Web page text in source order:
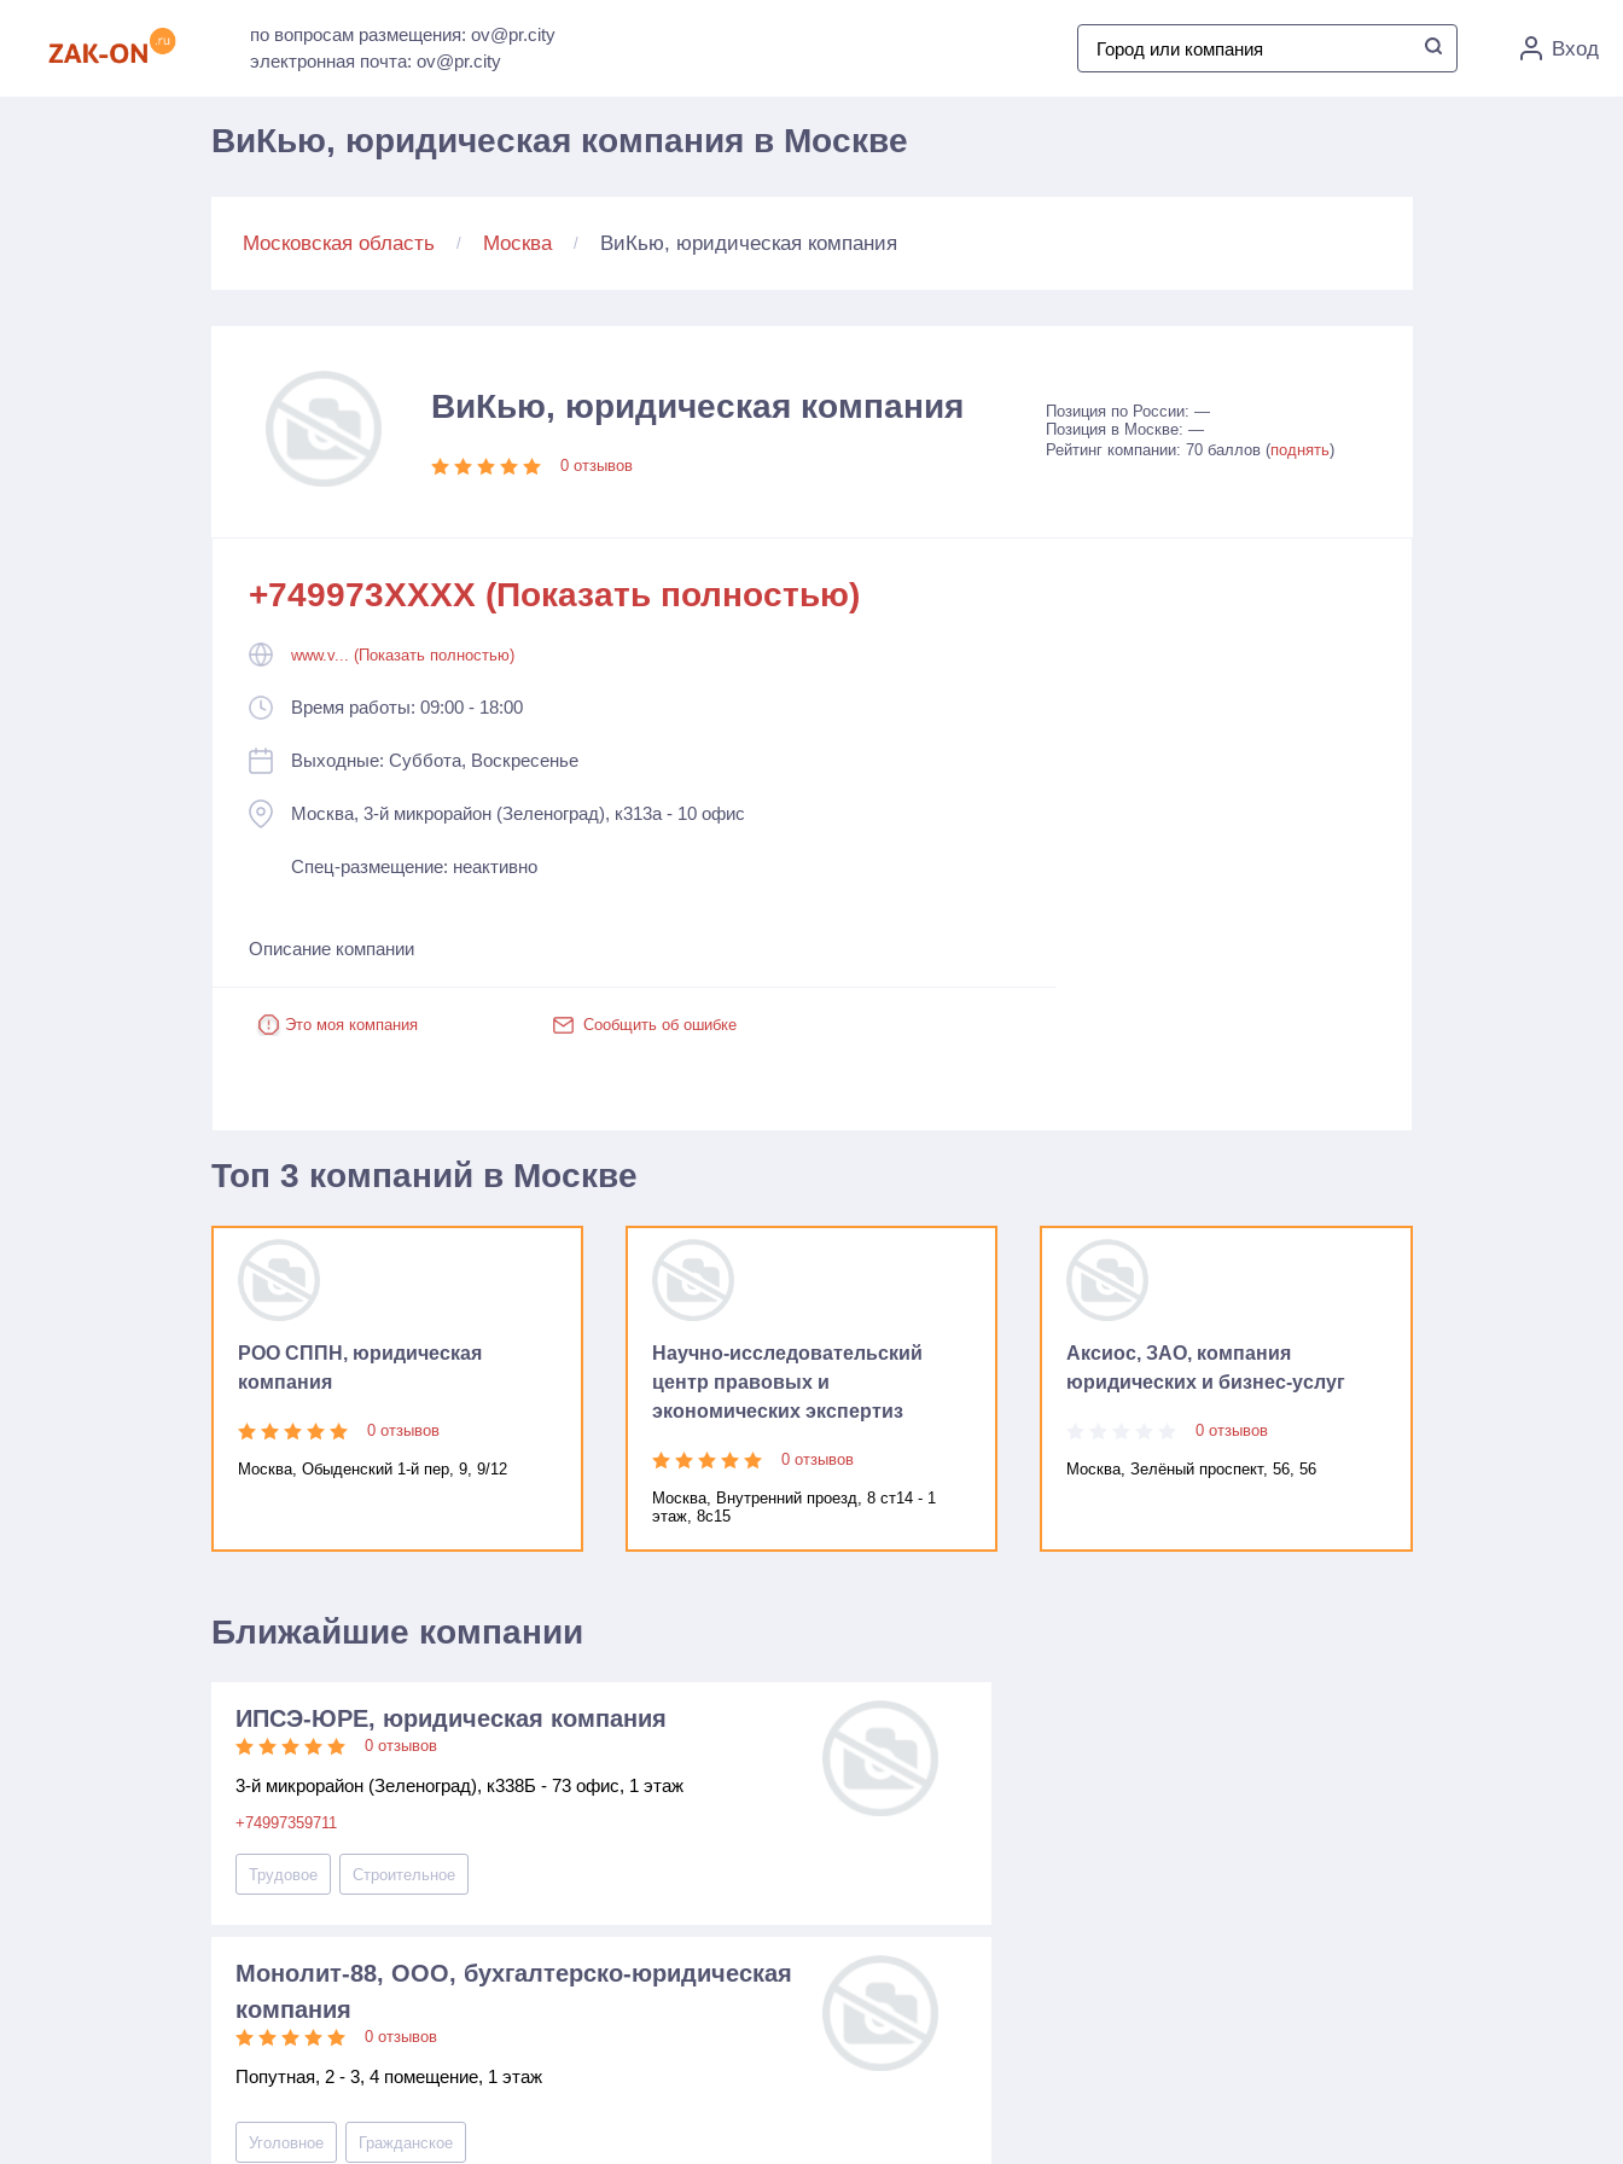
по вопросам размещения: ov@pr.city
электронная почта: ov@pr.city
Вход
ВиКью, юридическая компания в Москве
Московская область Москва ВиКью, юридическая компания
ВиКью, юридическая компания
0 отзывов
Позиция по России: —
Позиция в Москве: —
Рейтинг компании: 70 баллов (поднять)
+749973XXXX (Показать полностью)
www.v... (Показать полностью)
Время работы: 09:00 - 18:00
Выходные: Суббота, Воскресенье
Москва, 3-й микрорайон (Зеленоград), к313а - 10 офис
Спец-размещение: неактивно
Описание компании
Это моя компания Сообщить об ошибке
Топ 3 компаний в Москве
РОО СППН, юридическая
компания
0 отзывов
Москва, Обыденский 1-й пер, 9, 9/12
Научно-исследовательский
центр правовых и
экономических экспертиз
0 отзывов
Москва, Внутренний проезд, 8 ст14 - 1
этаж, 8с15
Аксиос, ЗАО, компания
юридических и бизнес-услуг
0 отзывов
Москва, Зелёный проспект, 56, 56
Ближайшие компании
ИПСЭ-ЮРЕ, юридическая компания
0 отзывов
3-й микрорайон (Зеленоград), к338Б - 73 офис, 1 этаж
+74997359711
Трудовое Строительное
Монолит-88, ООО, бухгалтерско-юридическая
компания
0 отзывов
Попутная, 2 - 3, 4 помещение, 1 этаж
Уголовное Гражданское